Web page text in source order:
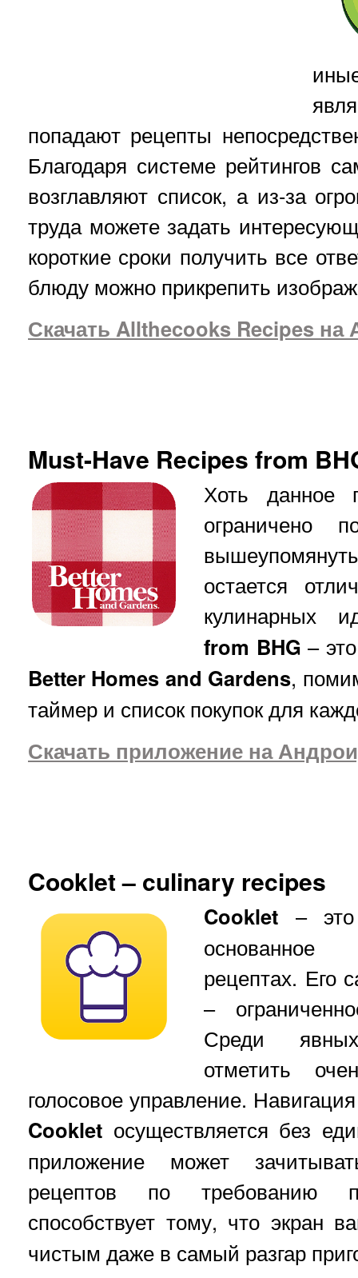
попадают рецепты
Благодаря системе рейтингов
возглавляют список, а из-за
труда можете задать
короткие сроки получить все
блюду можно прикрепить
Скачать Allthecooks Recipes на
Must-Have Recipes from
Хоть данное
ограничено
остается
кулинарных
from BHG –
Better Homes and Gardens,
таймер и список покупок для
Скачать приложение на
Cooklet – culinary recipes
Cooklet –
основанное
рецептах. Его
–
Среди
отметить
голосовое управление.
Cooklet осуществляется без
приложение может
рецептов по требованию
способствует тому, что экран
чистым даже в самый разгар